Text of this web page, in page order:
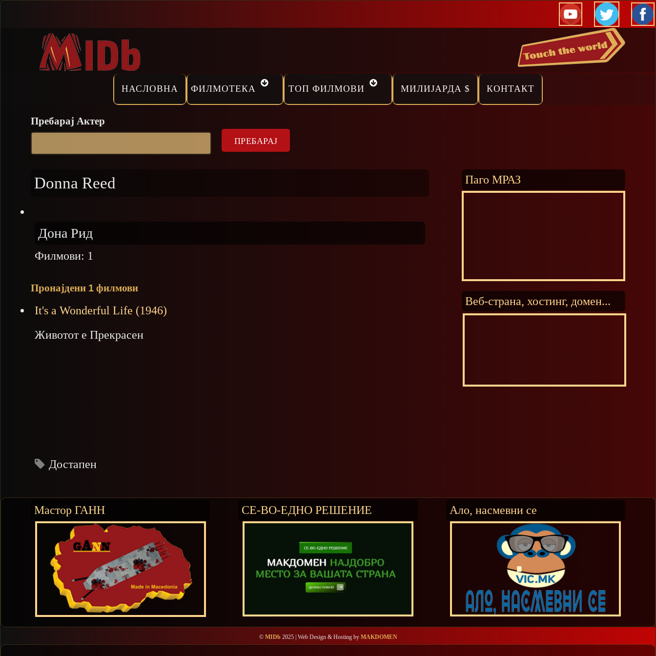
Прескокни
НАСЛОВНА ФИЛМОТЕКА ТОП ФИЛМОВИ МИЛИЈАРДА $ КОНТАКТ
Пребарај Актер
Donna Reed
Дона Рид
Филмови: 1
Пронајдени 1 филмови
It's a Wonderful Life (1946)
Животот е Прекрасен
Достапен
Паго МРАЗ
Веб-страна, хостинг, домен...
Мастор ГАНН СЕ-ВО-ЕДНО РЕШЕНИЕ Ало, насмевни се
© MIDb2025 | Web Design & Hosting by MAKDOMEN